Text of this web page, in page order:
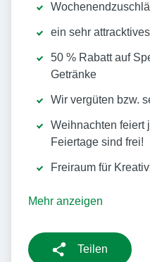
ein sehr
50 % Rabatt auf
Getränke
Wir vergüten bzw.
Weihnachten feiert
Feiertage sind frei!
Freiraum für
Mehr anzeigen
Teilen